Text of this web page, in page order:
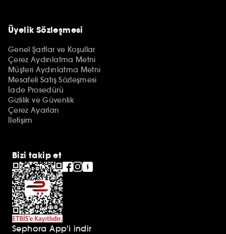
Üyelik Sözleşmesi
Genel Şartlar ve Koşullar
Çerez Aydınlatma Metni
Müşteri Aydınlatma Metni
Mesafeli Satış Sözleşmesi
İade Prosedürü
Gizlilik ve Güvenlik
Çerez Ayarları
İletişim
Bizi takip et
Sephora App'i indir